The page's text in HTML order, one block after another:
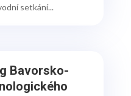
setkání...
Bavorsko-